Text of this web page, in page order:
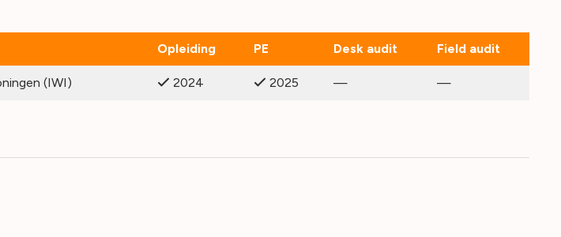
Opleiding PE Desk audit Field audit
(IWI) 2024 2025 — —